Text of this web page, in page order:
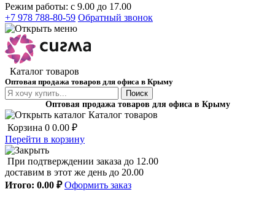
Режим работы: с 9.00 до 17.00
+7 978 788-80-59 Обратный звонок
Каталог товаров
Оптовая продажа товаров для офиса в Крыму
Поиск
Оптовая продажа товаров для офиса в Крыму
Каталог товаров
Корзина 0 0.00 ₽
Перейти в корзину
При подтверждении заказа до 12.00
доставим в этот же день до 20.00
Итого: 0.00 ₽ Оформить заказ